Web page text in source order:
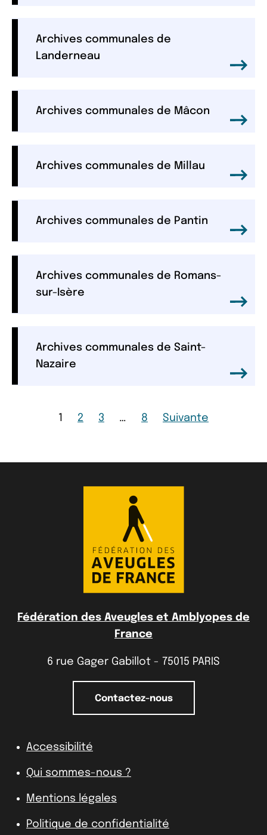
Archives communales de
Landerneau
Archives communales de Mâcon
Archives communales de Millau
Archives communales de Pantin
Archives communales de Romans-
sur-Isère
Archives communales de Saint-
Nazaire
Page
1 Page
2 Page
3 … Page
8 Page
Suivante
Fédération des Aveugles et Amblyopes de
France
6 rue Gager Gabillot - 75015 PARIS
Contactez-nous
Accessibilité
Qui sommes-nous ?
Mentions légales
Politique de confidentialité